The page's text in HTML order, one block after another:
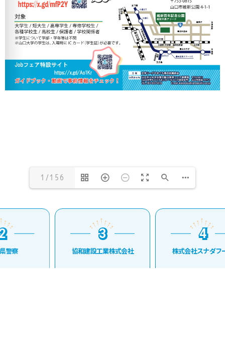
1/156
警察
3
3
協和建設工業株式会社
4
4
株式会社スナダフ